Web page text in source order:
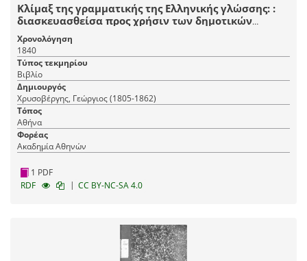
Κλίμαξ της γραμματικής της Ελληνικής γλώσσης: :
διασκευασθείσα προς χρήσιν των δημοτικών
σχολείων
Χρονολόγηση
1840
Τύπος τεκμηρίου
Βιβλίο
Δημιουργός
Χρυσοβέργης, Γεώργιος (1805-1862)
Τόπος
Αθήνα
Φορέας
Ακαδημία Αθηνών
1 PDF
RDF
| CC BY-NC-SA 4.0